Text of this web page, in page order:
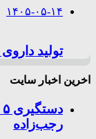
۱۴۰۵-۰۵-۱۴
تولید
اخرین اخبار سایت
رجب‌زاده